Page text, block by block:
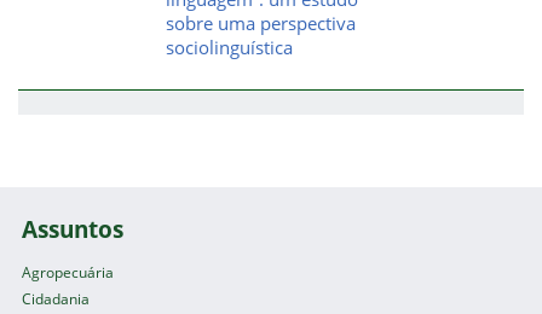
sobre uma perspectiva
sociolinguística
Assuntos
Agropecuária
Cidadania